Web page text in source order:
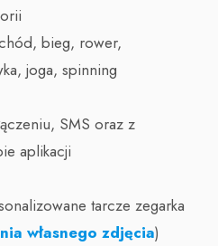
bieg, rower,
joga, spinning
SMS oraz z
aplikacji
tarcze zegarka
własnego zdjęcia)